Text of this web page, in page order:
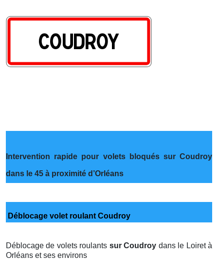
Intervention rapide pour volets bloqués sur Coudroy
dans le 45 à proximité d’Orléans
Déblocage volet roulant Coudroy
Déblocage de volets roulants sur Coudroy dans le Loiret à
Orléans et ses environs